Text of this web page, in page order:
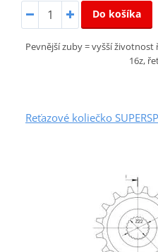
Do košíka
Pevnější zuby = vyšší životnost
16z,
Reťazové koliečko